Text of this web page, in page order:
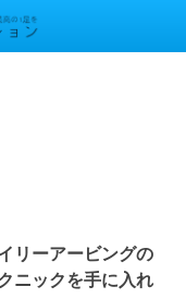
リーアービングの
ニックを手に入れ